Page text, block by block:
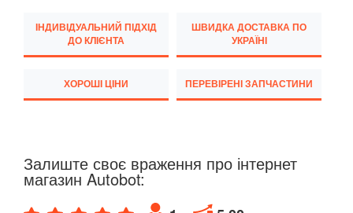
MG
MASERATI keyboard_arrow_down
MAZDA keyboard_arrow_down
MITSUBISHI
ІНДИВІДУАЛЬНИЙ ПІДХІД
ДО КЛІЄНТА
ШВИДКА ДОСТАВКА ПО
УКРАЇНІ
ХОРОШІ ЦІНИ ПЕРЕВІРЕНІ ЗАПЧАСТИНИ
Залиште своє враження про інтернет
магазин Autobot: